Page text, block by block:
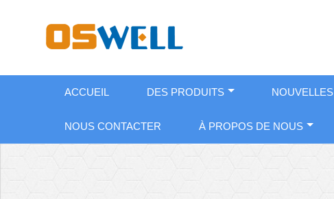
ACCUEIL DES PRODUITS NOUVELLES
NOUS CONTACTER À PROPOS DE NOUS